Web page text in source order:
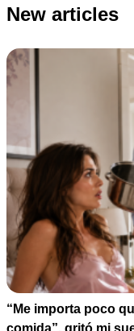
New articles
“Me importa poco
comida”, gritó mi